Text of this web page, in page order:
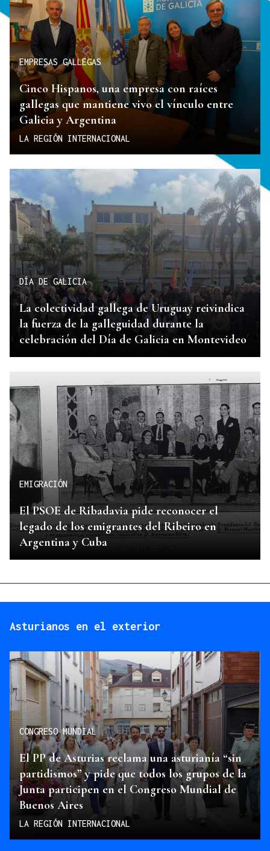
EMPRESAS GALLEGAS
Cinco Hispanos, una empresa con raíces
gallegas que mantiene vivo el vínculo entre
Galicia y Argentina
LA REGIÓN INTERNACIONAL
DÍA DE GALICIA
La colectividad gallega de Uruguay reivindica
la fuerza de la galleguidad durante la
celebración del Día de Galicia en Montevideo
EMIGRACIÓN
El PSOE de Ribadavia pide reconocer el
legado de los emigrantes del Ribeiro en
Argentina y Cuba
Asturianos en el exterior
CONGRESO MUNDIAL
El PP de Asturias reclama una asturianía “sin
partidismos” y pide que todos los grupos de la
Junta participen en el Congreso Mundial de
Buenos Aires
LA REGIÓN INTERNACIONAL